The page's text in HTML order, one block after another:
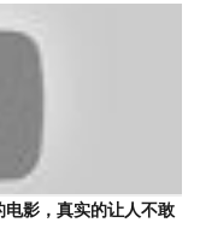
电影，真实的让人不敢